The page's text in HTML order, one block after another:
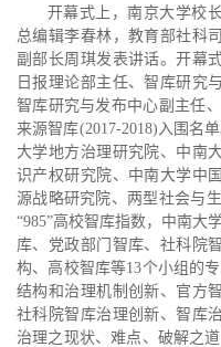
开幕式上，南京大学校
总编辑李春林，教育部社科
副部长周琪发表讲话。开幕
日报理论部主任、智库研究
智库研究与发布中心副主任
来源智库(2017-2018)入围名
大学地方治理研究院、中南
识产权研究院、中南大学中
源战略研究院、两型社会与
“985”高校智库指数，中南大
库、党政部门智库、社科院
构、高校智库等13个小组的
结构和治理机制创新、官方
社科院智库治理创新、智库
治理之现状、难点、破解之